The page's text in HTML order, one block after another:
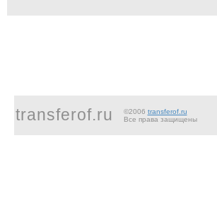
transferof.ru ©2006 transferof.ru
Все права защищены